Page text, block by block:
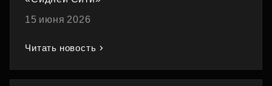
15 июня 2026
Читать новость